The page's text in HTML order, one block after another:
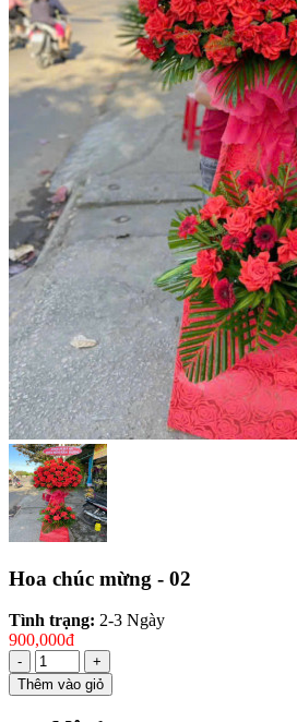
Hoa chúc mừng - 02
Tình trạng: 2-3 Ngày
900,000đ
-
+
Thêm vào giỏ